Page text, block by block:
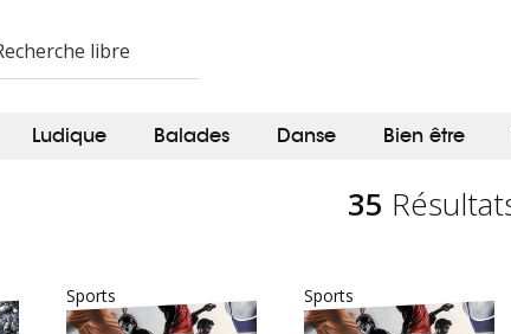
Ludique Balades Danse Bien être
35
Sports Sports